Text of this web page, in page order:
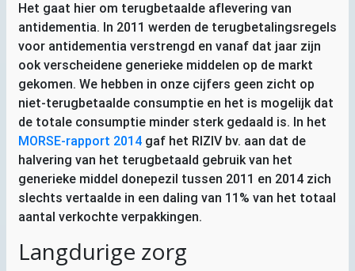
Het gaat hier om terugbetaalde aflevering van
antidementia. In 2011 werden de terugbetalingsregels
voor antidementia verstrengd en vanaf dat jaar zijn
ook verscheidene generieke middelen op de markt
gekomen. We hebben in onze cijfers geen zicht op
niet-terugbetaalde consumptie en het is mogelijk dat
de totale consumptie minder sterk gedaald is. In het
MORSE-rapport 2014 gaf het RIZIV bv. aan dat de
halvering van het terugbetaald gebruik van het
generieke middel donepezil tussen 2011 en 2014 zich
slechts vertaalde in een daling van 11% van het totaal
aantal verkochte verpakkingen.
Langdurige zorg